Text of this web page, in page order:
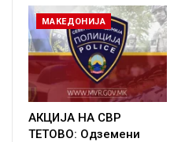
МАКЕДОНИЈА
АКЦИЈА НА СВР
ТЕТОВО: Одземени